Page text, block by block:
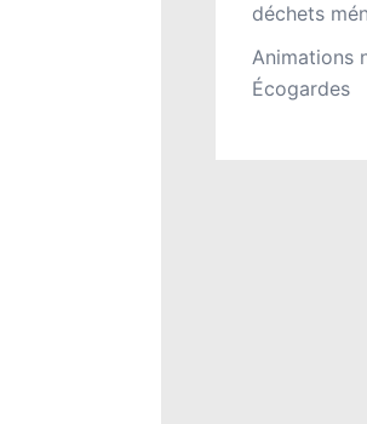
déchets
Animations
Écogardes